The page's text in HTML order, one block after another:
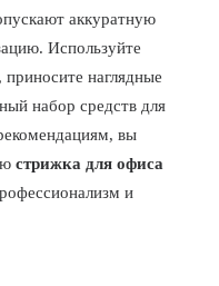
аккуратную
Используйте
наглядные
набор средств для
вы
стрижка для офиса
и